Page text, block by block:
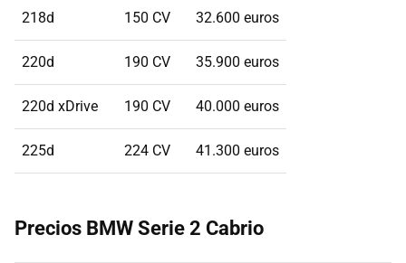
218d 150 CV 32.600 euros
220d 190 CV 35.900 euros
220d xDrive 190 CV 40.000 euros
225d 224 CV 41.300 euros
Precios BMW Serie 2 Cabrio